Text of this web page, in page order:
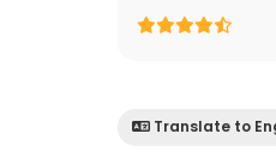
Translate to